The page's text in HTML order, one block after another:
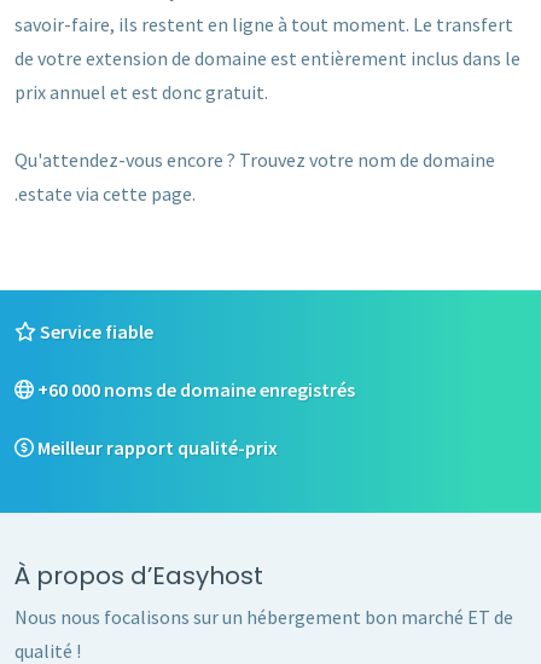
savoir-faire, ils restent en ligne à tout moment. Le transfert
de votre extension de domaine est entièrement inclus dans le
prix annuel et est donc gratuit.
Qu'attendez-vous encore ? Trouvez votre nom de domaine
.estate via cette page.
Service fiable
+60 000 noms de domaine enregistrés
Meilleur rapport qualité-prix
À propos d’Easyhost
Nous nous focalisons sur un hébergement bon marché ET de
qualité !